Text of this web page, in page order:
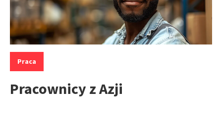
Kategorie:
Praca
Pracownicy z Azji